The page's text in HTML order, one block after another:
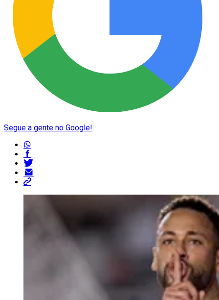
Segue a gente no Google!